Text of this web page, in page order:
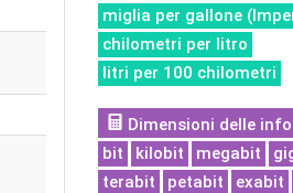
miglia per gallone
chilometri per litro
litri per 100 chilometri
Dimensioni delle
bit
kilobit megabit
terabit
petabit exabit